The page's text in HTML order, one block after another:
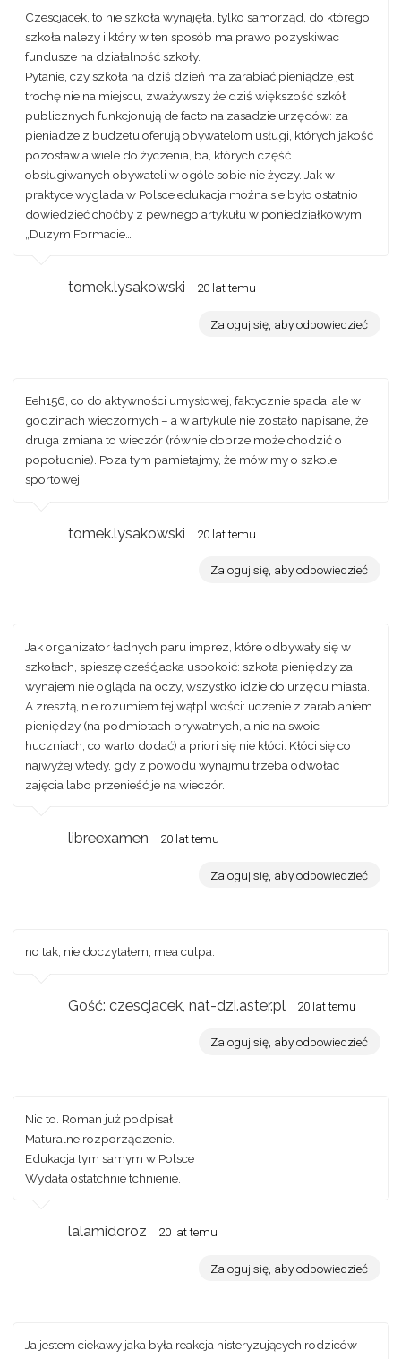
Czescjacek, to nie szkoła wynajęła, tylko samorząd, do którego
szkoła nalezy i który w ten sposób ma prawo pozyskiwac
fundusze na działalność szkoły.
Pytanie, czy szkoła na dziś dzień ma zarabiać pieniądze jest
trochę nie na miejscu, zważywszy że dziś większość szkół
publicznych funkcjonują de facto na zasadzie urzędów: za
pieniadze z budzetu oferują obywatelom usługi, których jakość
pozostawia wiele do życzenia, ba, których część
obsługiwanych obywateli w ogóle sobie nie życzy. Jak w
praktyce wyglada w Polsce edukacja można sie było ostatnio
dowiedzieć choćby z pewnego artykułu w poniedziałkowym
„Duzym Formacie…
tomek.lysakowski 20 lat temu
Zaloguj się, aby odpowiedzieć
Eeh156, co do aktywności umysłowej, faktycznie spada, ale w
godzinach wieczornych – a w artykule nie zostało napisane, że
druga zmiana to wieczór (równie dobrze może chodzić o
popołudnie). Poza tym pamietajmy, że mówimy o szkole
sportowej.
tomek.lysakowski 20 lat temu
Zaloguj się, aby odpowiedzieć
Jak organizator ładnych paru imprez, które odbywały się w
szkołach, spieszę cześćjacka uspokoić: szkoła pieniędzy za
wynajem nie ogląda na oczy, wszystko idzie do urzędu miasta.
A zresztą, nie rozumiem tej wątpliwości: uczenie z zarabianiem
pieniędzy (na podmiotach prywatnych, a nie na swoic
huczniach, co warto dodać) a priori się nie kłóci. Kłóci się co
najwyżej wtedy, gdy z powodu wynajmu trzeba odwołać
zajęcia labo przenieść je na wieczór.
libreexamen 20 lat temu
Zaloguj się, aby odpowiedzieć
no tak, nie doczytałem, mea culpa.
Gość: czescjacek, nat-dzi.aster.pl 20 lat temu
Zaloguj się, aby odpowiedzieć
Nic to. Roman już podpisał
Maturalne rozporządzenie.
Edukacja tym samym w Polsce
Wydała ostatchnie tchnienie.
lalamidoroz 20 lat temu
Zaloguj się, aby odpowiedzieć
Ja jestem ciekawy jaka była reakcja histeryzujących rodziców